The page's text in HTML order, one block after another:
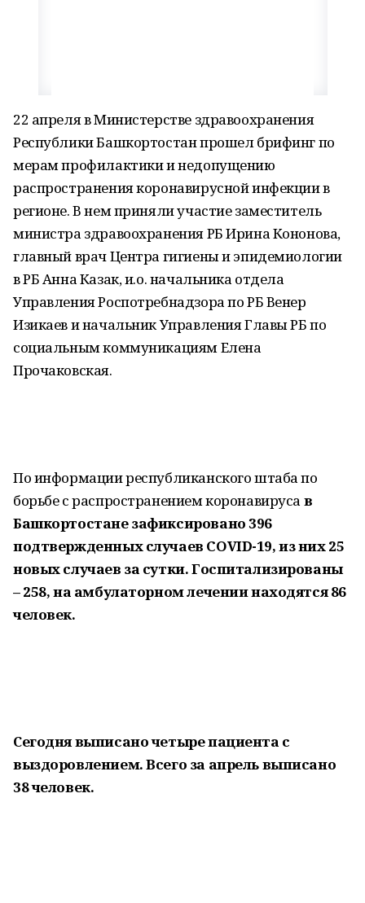
22 апреля в Министерстве здравоохранения
Республики Башкортостан прошел брифинг по
мерам профилактики и недопущению
распространения коронавирусной инфекции в
регионе. В нем приняли участие заместитель
министра здравоохранения РБ Ирина Кононова,
главный врач Центра гигиены и эпидемиологии
в РБ Анна Казак, и.о. начальника отдела
Управления Роспотребнадзора по РБ Венер
Изикаев и начальник Управления Главы РБ по
социальным коммуникациям Елена
Прочаковская.
По информации республиканского штаба по
борьбе с распространением коронавируса в
Башкортостане зафиксировано 396
подтвержденных случаев COVID-19, из них 25
новых случаев за сутки. Госпитализированы
– 258, на амбулаторном лечении находятся 86
человек.
Сегодня выписано четыре пациента с
выздоровлением. Всего за апрель выписано
38 человек.